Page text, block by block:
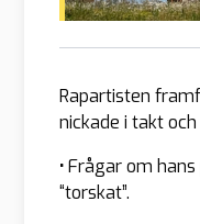
Rapartisten
nickade i takt
•Frågar om
“torskat”.